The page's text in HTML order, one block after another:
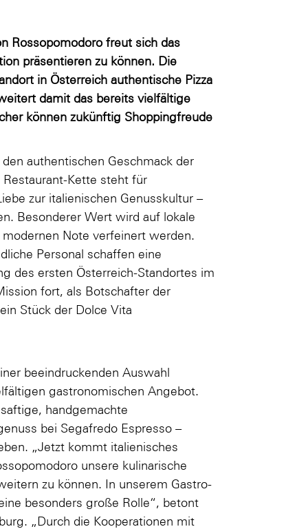
Rossopomodoro freut sich das
präsentieren zu können. Die
in Österreich authentische Pizza
damit das bereits vielfältige
können zukünftig Shoppingfreude
authentischen Geschmack der
Kette steht für
zur italienischen Genusskultur –
Besonderer Wert wird auf lokale
Note verfeinert werden.
Personal schaffen eine
des ersten Österreich-Standortes im
fort, als Botschafter der
Stück der Dolce Vita
beeindruckenden Auswahl
gastronomischen Angebot.
handgemachte
bei Segafredo Espresso –
„Jetzt kommt italienisches
unsere kulinarische
zu können. In unserem Gastro-
besonders große Rolle“, betont
„Durch die Kooperationen mit